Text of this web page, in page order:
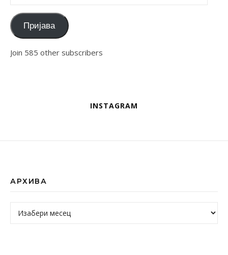
Пријава
Join 585 other subscribers
INSTAGRAM
АРХИВА
Архива